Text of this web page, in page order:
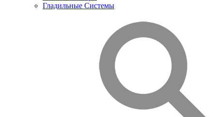
Гладильные Системы